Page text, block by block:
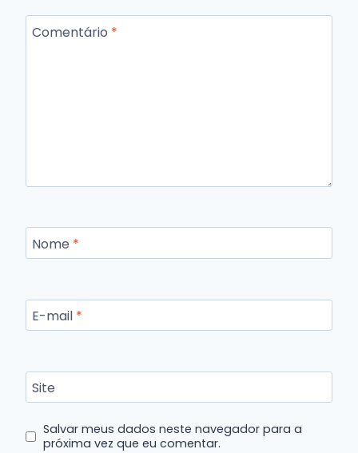
Comentário *
Nome *
E-mail *
Site
Salvar meus dados neste navegador para a
próxima vez que eu comentar.